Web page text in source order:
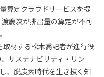
算定クラウドサービスを提
慶次が排出量の算定が不可
取材する松木喬記者が進行役
サステナビリティ・リン
、脱炭素時代を生き抜く知